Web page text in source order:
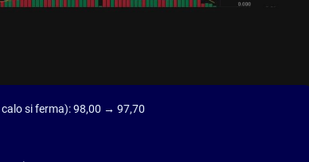
calo si ferma): 98,00 → 97,70